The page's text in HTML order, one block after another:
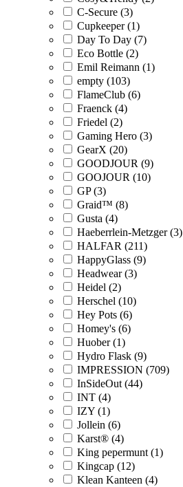
C-Secure (3)
Cupkeeper (1)
Day To Day (7)
Eco Bottle (2)
Emil Reimann (1)
empty (103)
FlameClub (6)
Fraenck (4)
Friedel (2)
Gaming Hero (3)
GearX (20)
GOODJOUR (9)
GOOJOUR (10)
GP (3)
Graid™ (8)
Gusta (4)
Haeberrlein-Metzger (3)
HALFAR (211)
HappyGlass (9)
Headwear (3)
Heidel (2)
Herschel (10)
Hey Pots (6)
Homey's (6)
Huober (1)
Hydro Flask (9)
IMPRESSION (709)
InSideOut (44)
INT (4)
IZY (1)
Jollein (6)
Karst® (4)
King pepermunt (1)
Kingcap (12)
Klean Kanteen (4)